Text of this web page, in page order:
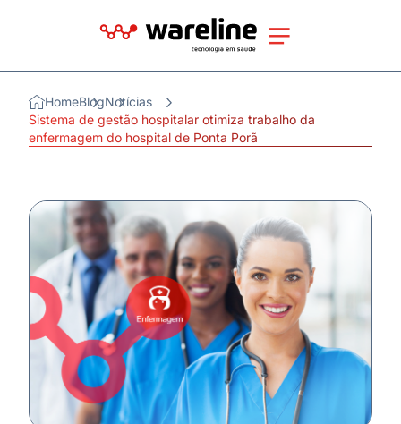
HomeBlogNotícias
Sistema de gestão hospitalar otimiza trabalho da
enfermagem do hospital de Ponta Porã